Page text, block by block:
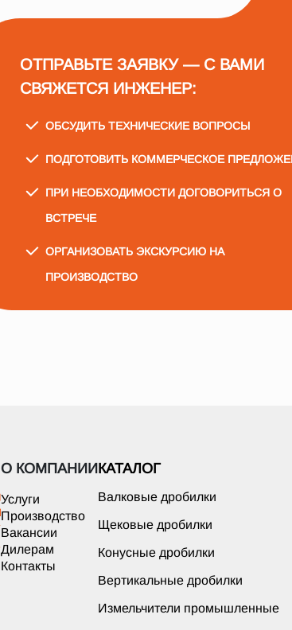
ОТПРАВЬТЕ ЗАЯВКУ — С ВАМИ
СВЯЖЕТСЯ ИНЖЕНЕР:
ОБСУДИТЬ ТЕХНИЧЕСКИЕ ВОПРОСЫ
ПОДГОТОВИТЬ КОММЕРЧЕСКОЕ
ПРИ НЕОБХОДИМОСТИ ДОГОВОРИТЬСЯ О
ВСТРЕЧЕ
ОРГАНИЗОВАТЬ ЭКСКУРСИЮ НА
ПРОИЗВОДСТВО
О КОМПАНИИ
Услуги
Производство
Вакансии
Дилерам
Контакты
КАТАЛОГ
Валковые дробилки
Щековые дробилки
Конусные дробилки
Вертикальные дробилки
Измельчители промышленные